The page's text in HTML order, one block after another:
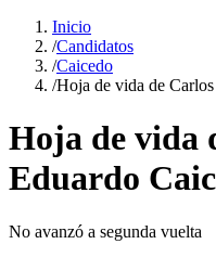
Inicio
/Candidatos
/Caicedo
/Hoja de vida de
Hoja de vida
Eduardo
No avanzó a segunda vuelta